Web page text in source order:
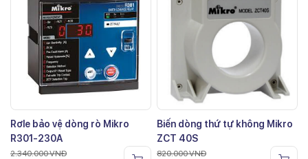
Rơle bảo vệ dòng rò Mikro
R301-230A
2.340.000VNĐ
Biến dòng thứ tự không Mikro
ZCT 40S
820.000VNĐ